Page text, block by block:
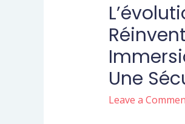
Une
Leave a